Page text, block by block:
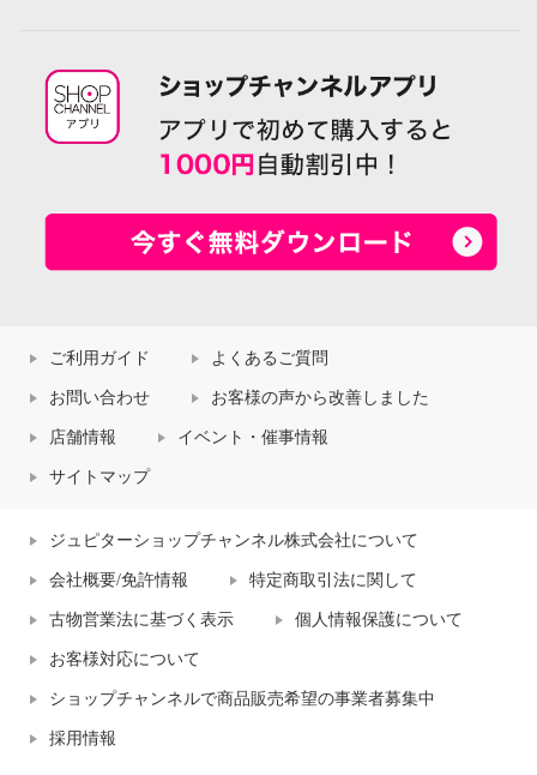
ご利用ガイド よくあるご質問
お問い合わせ お客様の声から改善しました
店舗情報 イベント・催事情報
サイトマップ
ジュピターショップチャンネル株式会社について
会社概要/免許情報 特定商取引法に関して
古物営業法に基づく表示 個人情報保護について
お客様対応について
ショップチャンネルで商品販売希望の事業者募集中
採用情報